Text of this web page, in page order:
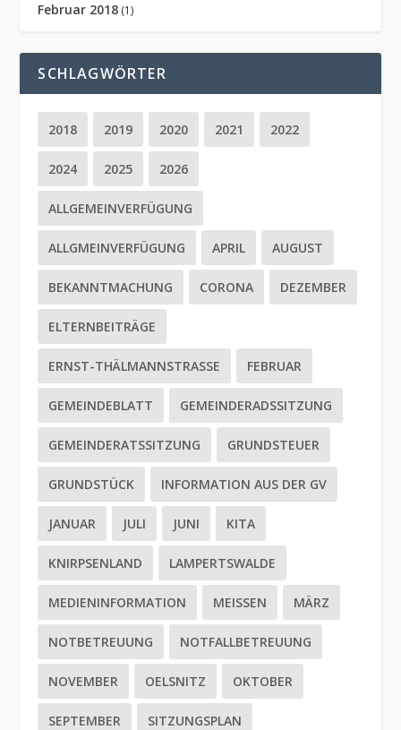
Februar 2018 (1)
SCHLAGWÖRTER
2018 2019 2020 2021 2022
2024 2025 2026
ALLGEMEINVERFÜGUNG
ALLGMEINVERFÜGUNG APRIL AUGUST
BEKANNTMACHUNG CORONA DEZEMBER
ELTERNBEITRÄGE
ERNST-THÄLMANNSTRASSE FEBRUAR
GEMEINDEBLATT GEMEINDERADSSITZUNG
GEMEINDERATSSITZUNG GRUNDSTEUER
GRUNDSTÜCK INFORMATION AUS DER GV
JANUAR JULI JUNI KITA
KNIRPSENLAND LAMPERTSWALDE
MEDIENINFORMATION MEISSEN MÄRZ
NOTBETREUUNG NOTFALLBETREUUNG
NOVEMBER OELSNITZ OKTOBER
SEPTEMBER SITZUNGSPLAN